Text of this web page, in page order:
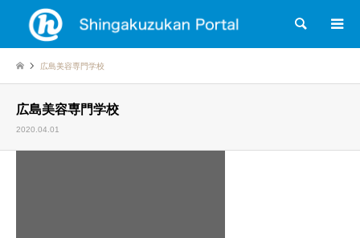
検索
広島美容専門学校
広島美容専門学校
2020.04.01